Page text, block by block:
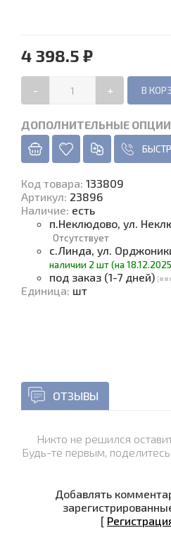
4 398.5 ₽
- +
ДОПОЛНИТЕЛЬНЫЕ ОПЦИИ
Код товара: 133809
Артикул: 23896
Наличие: есть
п.Неклюдово, ул.
Отсутствует
с.Линда, ул.
наличии 2 шт (на
под заказ (1-7 дней)
Единица: шт
ОТЗЫВЫ
Никто не решился
Будь-те первым,
Добавлять
[